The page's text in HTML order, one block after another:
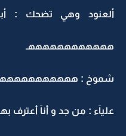
ألعنود وهي تضحك :
ههههههههههههـ
شموخ :
عليآء : من جد و أنآ أعترف